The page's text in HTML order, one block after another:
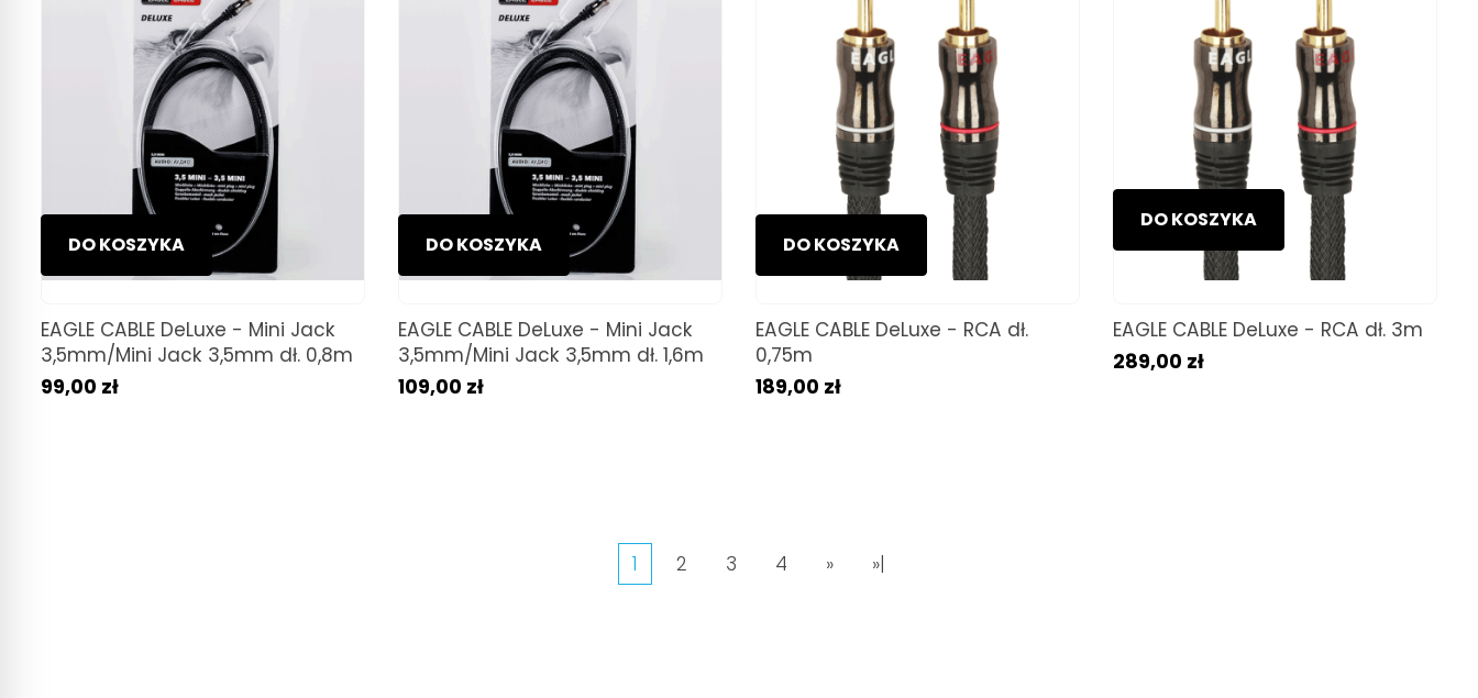
DO KOSZYKA
EAGLE CABLE DeLuxe - Mini Jack
3,5mm/Mini Jack 3,5mm dł. 0,8m
99,00 zł
DO KOSZYKA
EAGLE CABLE DeLuxe - Mini Jack
3,5mm/Mini Jack 3,5mm dł. 1,6m
109,00 zł
DO KOSZYKA
EAGLE CABLE DeLuxe - RCA dł.
0,75m
189,00 zł
DO KOSZYKA
EAGLE CABLE DeLuxe - RCA dł. 3m
289,00 zł
1 2 3 4 » »|